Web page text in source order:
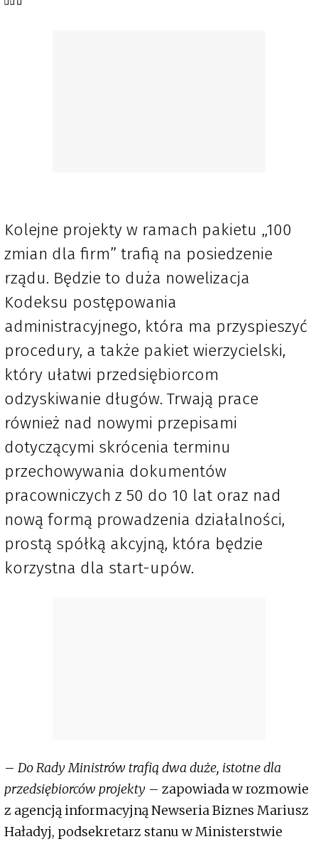
Kolejne projekty w ramach pakietu „100
zmian dla firm” trafią na posiedzenie
rządu. Będzie to duża nowelizacja
Kodeksu postępowania
administracyjnego, która ma przyspieszyć
procedury, a także pakiet wierzycielski,
który ułatwi przedsiębiorcom
odzyskiwanie długów. Trwają prace
również nad nowymi przepisami
dotyczącymi skrócenia terminu
przechowywania dokumentów
pracowniczych z 50 do 10 lat oraz nad
nową formą prowadzenia działalności,
prostą spółką akcyjną, która będzie
korzystna dla start-upów.
– Do Rady Ministrów trafią dwa duże, istotne dla
przedsiębiorców projekty – zapowiada w rozmowie
z agencją informacyjną Newseria Biznes Mariusz
Haładyj, podsekretarz stanu w Ministerstwie